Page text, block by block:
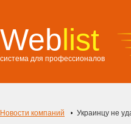
Weblist
система для профессионалов
Новости компаний Украинцу не